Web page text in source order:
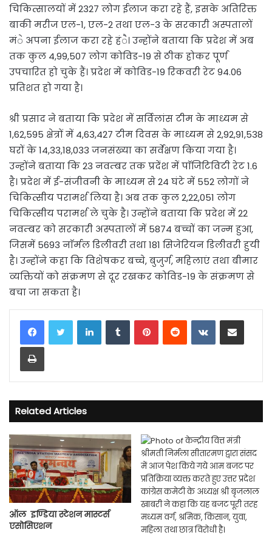
चिकित्सालयों में 2327 लोग ईलाज करा रहे हैं, इसके अतिरिक्त
बाकी मरीज एल-1, एल-2 तथा एल-3 के सरकारी अस्पतालों
मंे अपना ईलाज करा रहे हंै। उन्होंने बताया कि प्रदेश में अब
तक कुल 4,99,507 लोग कोविड-19 से ठीक होकर पूर्ण
उपचारित हो चुके हैं। प्रदेश में कोविड-19 रिकवरी रेट 94.06
प्रतिशत हो गया है।
श्री प्रसाद ने बताया कि प्रदेश में सर्विलांस टीम के माध्यम से
1,62,595 क्षेत्रों में 4,63,427 टीम दिवस के माध्यम से 2,92,91,538
घरों के 14,33,18,033 जनसंख्या का सर्वेक्षण किया गया है।
उन्होंने बताया कि 23 नवम्बर तक प्रदेंश में पाॅजिटिविटी रेट 1.6
है। प्रदेश में ई-संजीवनी के माध्यम से 24 घंटे में 552 लोगों ने
चिकित्सीय परामर्श लिया है। अब तक कुल 2,22,051 लोग
चिकित्सीय परामर्श ले चुके है। उन्होंने बताया कि प्रदेश में 22
नवम्बर को सरकारी अस्पतालों में 5874 बच्चों का जन्म हुआ,
जिसमें 5693 नाॅर्मल डिलीवरी तथा 181 सिजेरियन डिलीवरी हुयी
है। उन्होंने कहा कि विशेषकर बच्चे, बुजुर्ग, महिलाएं तथा बीमार
व्यक्तियों को संक्रमण से दूर रखकर कोविड-19 के संक्रमण से
बचा जा सकता है।
LinkedInTumblrPinterestReddit VKontakteShare via Email
Print
Related Articles
ऑल इण्डिया स्टेशन मास्टर्स
एसोसिएशन